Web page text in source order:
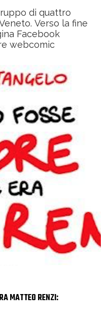
Verso la fine
webcomic
MATTEO RENZI: